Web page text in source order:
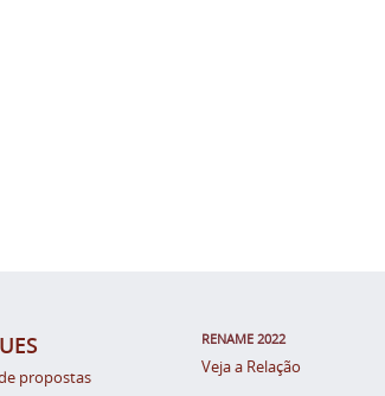
propostas
RENAME 2022
Veja a Relação